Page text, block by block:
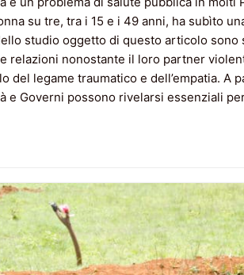
su tre, tra i 15 e i 49 anni, ha subìto
studio oggetto di questo articolo
relazioni nonostante il loro partner
del legame traumatico e dell’empatia. A
e Governi possono rivelarsi essenziali